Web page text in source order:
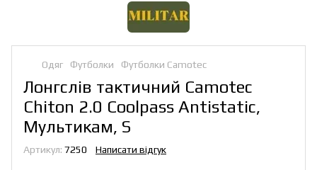
Одяг Футболки Футболки Camotec
Лонгслів тактичний Camotec
Chiton 2.0 Coolpass Antistatic,
Мультикам, S
Артикул: 7250 Написати відгук